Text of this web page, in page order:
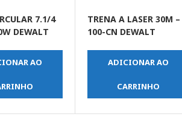
7.1/4
DEWALT
AO
TRENA A LASER 30M –
100-CN DEWALT
ADICIONAR AO
CARRINHO